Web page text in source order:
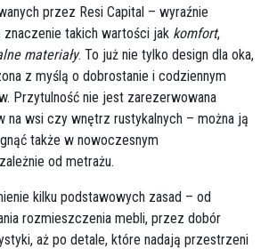
przez Resi Capital – wyraźnie
takich wartości jak komfort,
materiały. To już nie tylko design dla oka,
z myślą o dobrostanie i codziennym
Przytulność nie jest zarezerwowana
na wsi czy wnętrz rustykalnych – można ją
także w nowoczesnym
od metrażu.
kilku podstawowych zasad – od
rozmieszczenia mebli, przez dobór
aż po detale, które nadają przestrzeni